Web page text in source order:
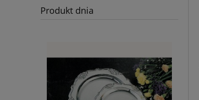
Produkt dnia